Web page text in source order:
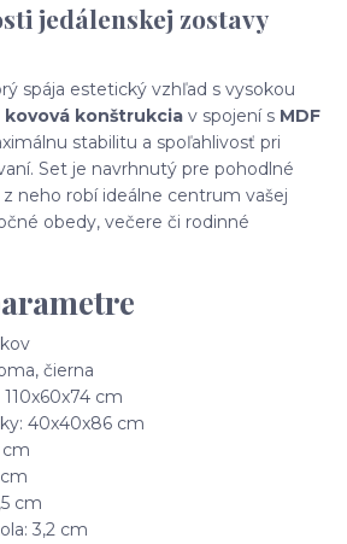
jedálenskej zostavy
spája estetický vzhľad s vysokou
kovová konštrukcia v spojení s MDF
stabilitu a spoľahlivosť pri
Set je navrhnutý pre pohodlné
z neho robí ideálne centrum vašej
obedy, večere či rodinné
čierna
cm
40x40x86 cm
cm
cm
3,2 cm